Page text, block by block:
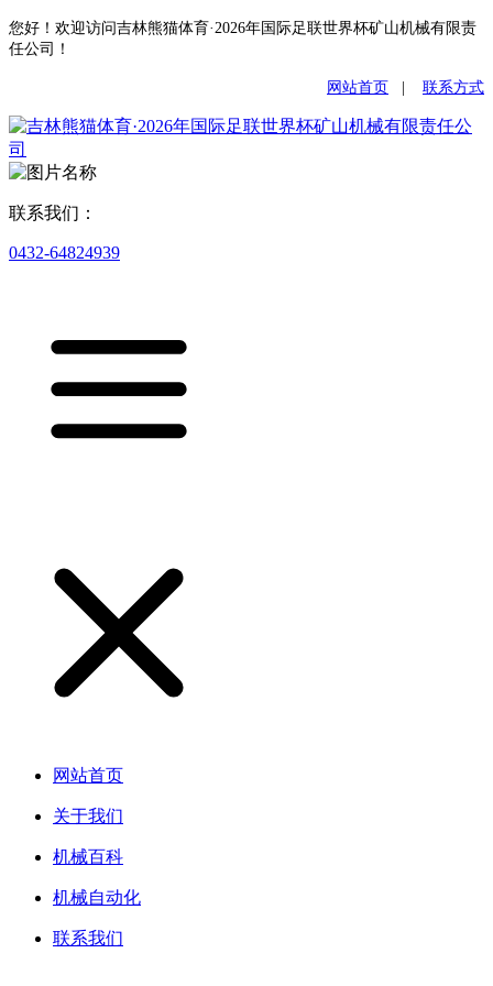
您好！欢迎访问吉林熊猫体育·2026年国际足联世界杯矿山机械有限责
任公司！
网站首页 联系方式
联系我们：
0432-64824939
网站首页
关于我们
机械百科
机械自动化
联系我们